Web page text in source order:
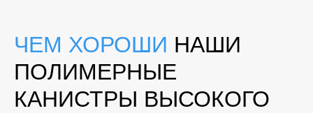
ЧЕМ ХОРОШИ НАШИ
ПОЛИМЕРНЫЕ
КАНИСТРЫ ВЫСОКОГО